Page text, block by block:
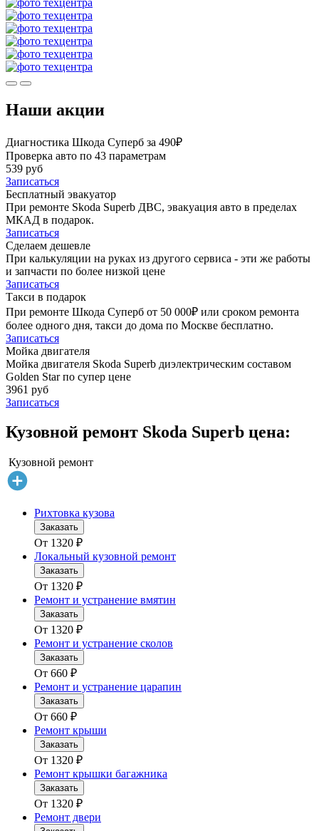
Наши акции
Диагностика Шкода Суперб за 490₽
Проверка авто по 43 параметрам
539 руб
Записаться
Бесплатный эвакуатор
При ремонте Skoda Superb ДВС, эвакуация авто в пределах
МКАД в подарок.
Записаться
Сделаем дешевле
При калькуляции на руках из другого сервиса - эти же работы
и запчасти по более низкой цене
Записаться
Такси в подарок
При ремонте Шкода Суперб от 50 000₽ или сроком ремонта
более одного дня, такси до дома по Москве бесплатно.
Записаться
Мойка двигателя
Мойка двигателя Skoda Superb диэлектрическим составом
Golden Star по супер цене
3961 руб
Записаться
Кузовной ремонт Skoda Superb цена:
Кузовной ремонт
Рихтовка кузова
Заказать
От 1320 ₽
Локальный кузовной ремонт
Заказать
От 1320 ₽
Ремонт и устранение вмятин
Заказать
От 1320 ₽
Ремонт и устранение сколов
Заказать
От 660 ₽
Ремонт и устранение царапин
Заказать
От 660 ₽
Ремонт крыши
Заказать
От 1320 ₽
Ремонт крышки багажника
Заказать
От 1320 ₽
Ремонт двери